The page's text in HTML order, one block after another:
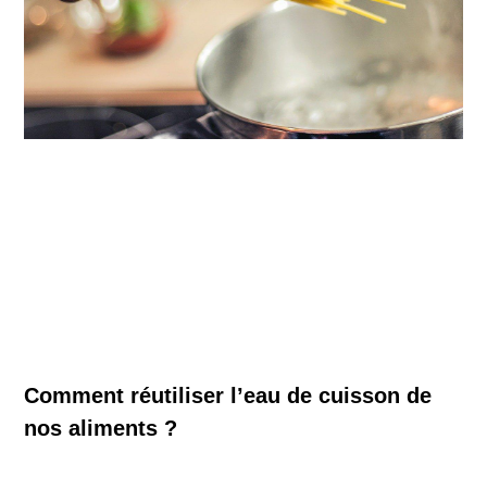
Comment réutiliser l’eau de cuisson de
nos aliments ?